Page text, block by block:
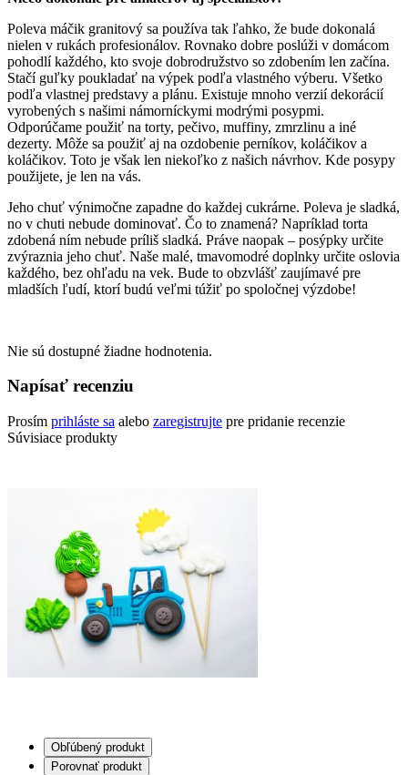
Poleva máčik granitový sa používa tak ľahko, že bude dokonalá
nielen v rukách profesionálov. Rovnako dobre poslúži v domácom
pohodlí každého, kto svoje dobrodružstvo so zdobením len začína.
Stačí guľky poukladať na výpek podľa vlastného výberu. Všetko
podľa vlastnej predstavy a plánu. Existuje mnoho verzií dekorácií
vyrobených s našimi námorníckymi modrými posypmi.
Odporúčame použiť na torty, pečivo, muffiny, zmrzlinu a iné
dezerty. Môže sa použiť aj na ozdobenie perníkov, koláčikov a
koláčikov. Toto je však len niekoľko z našich návrhov. Kde posypy
použijete, je len na vás.
Jeho chuť výnimočne zapadne do každej cukrárne. Poleva je sladká,
no v chuti nebude dominovať. Čo to znamená? Napríklad torta
zdobená ním nebude príliš sladká. Práve naopak – posýpky určite
zvýraznia jeho chuť. Naše malé, tmavomodré doplnky určite oslovia
každého, bez ohľadu na vek. Bude to obzvlášť zaujímavé pre
mladších ľudí, ktorí budú veľmi túžiť po spoločnej výzdobe!
Nie sú dostupné žiadne hodnotenia.
Napísať recenziu
Prosím prihláste sa alebo zaregistrujte pre pridanie recenzie
Súvisiace produkty
Obľúbený produkt
Porovnať produkt